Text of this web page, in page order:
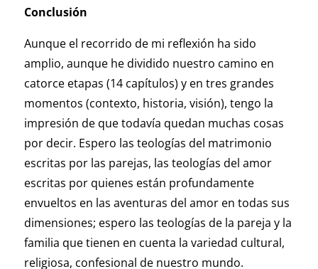
Conclusión
Aunque el recorrido de mi reflexión ha sido
amplio, aunque he dividido nuestro camino en
catorce etapas (14 capítulos) y en tres grandes
momentos (contexto, historia, visión), tengo la
impresión de que todavía quedan muchas cosas
por decir. Espero las teologías del matrimonio
escritas por las parejas, las teologías del amor
escritas por quienes están profundamente
envueltos en las aventuras del amor en todas sus
dimensiones; espero las teologías de la pareja y la
familia que tienen en cuenta la variedad cultural,
religiosa, confesional de nuestro mundo.